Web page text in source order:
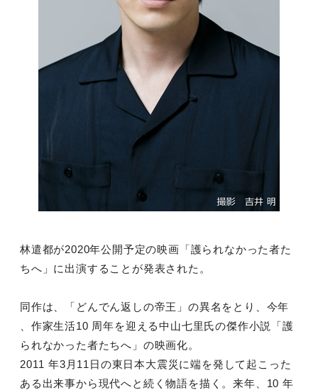
林遣都が2020年公開予定の映画「護られなかった者た
ちへ」に出演することが発表された。
同作は、「どんでん返しの帝王」の異名をとり、今年
、作家生活10 周年を迎える中山七里氏の傑作小説「護
られなかった者たちへ」の映画化。
2011 年3月11日の東日本大震災に端を発して起こった
ある出来事から現代へと続く物語を描く。来年、10 年